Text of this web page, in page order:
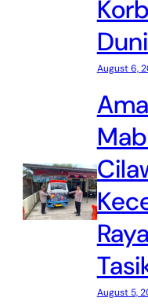
August 6,
August 5,